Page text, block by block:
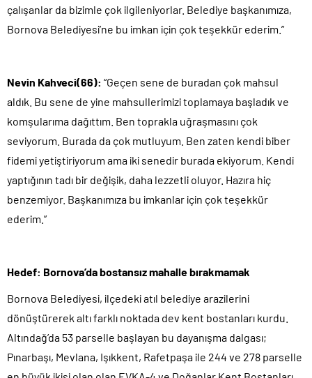
çalışanlar da bizimle çok ilgileniyorlar. Belediye başkanımıza,
Bornova Belediyesi’ne bu imkan için çok teşekkür ederim.”
Nevin Kahveci(66): “Geçen sene de buradan çok mahsul
aldık. Bu sene de yine mahsullerimizi toplamaya başladık ve
komşularıma dağıttım. Ben toprakla uğraşmasını çok
seviyorum. Burada da çok mutluyum. Ben zaten kendi biber
fidemi yetiştiriyorum ama iki senedir burada ekiyorum. Kendi
yaptığının tadı bir değişik, daha lezzetli oluyor. Hazıra hiç
benzemiyor. Başkanımıza bu imkanlar için çok teşekkür
ederim.”
Hedef: Bornova’da bostansız mahalle bırakmamak
Bornova Belediyesi, ilçedeki atıl belediye arazilerini
dönüştürerek altı farklı noktada dev kent bostanları kurdu.
Altındağ’da 53 parselle başlayan bu dayanışma dalgası;
Pınarbaşı, Mevlana, Işıkkent, Rafetpaşa ile 244 ve 278 parselle